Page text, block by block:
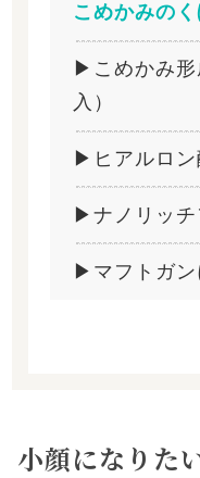
こめかみの
▶こめかみ形
入）
▶ヒアルロン
▶ナノリッチ
▶マフトガン
小顔になりた